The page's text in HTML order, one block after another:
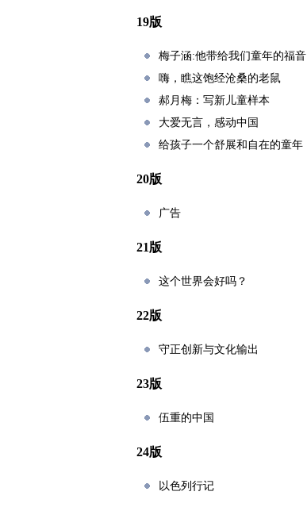
19版
梅子涵:他带给我们童年的福音
嗨，瞧这饱经沧桑的老鼠
郝月梅：写新儿童样本
大爱无言，感动中国
给孩子一个舒展和自在的童年
20版
广告
21版
这个世界会好吗？
22版
守正创新与文化输出
23版
伍重的中国
24版
以色列行记